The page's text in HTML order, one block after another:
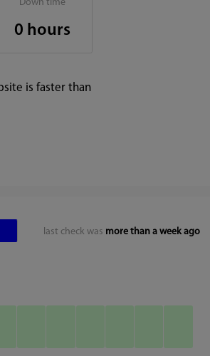
Down time
0 hours
is faster than
last check was more than a week ago